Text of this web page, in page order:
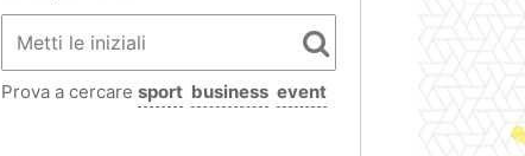
Prova a cercare sport business event